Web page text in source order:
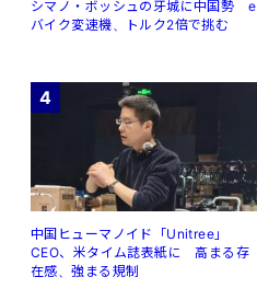
シマノ・ボッシュの牙城に中国勢 e
バイク変速機、トルク2倍で挑む
4
中国ヒューマノイド「Unitree」
CEO、米タイム誌表紙に 高まる存
在感、強まる規制